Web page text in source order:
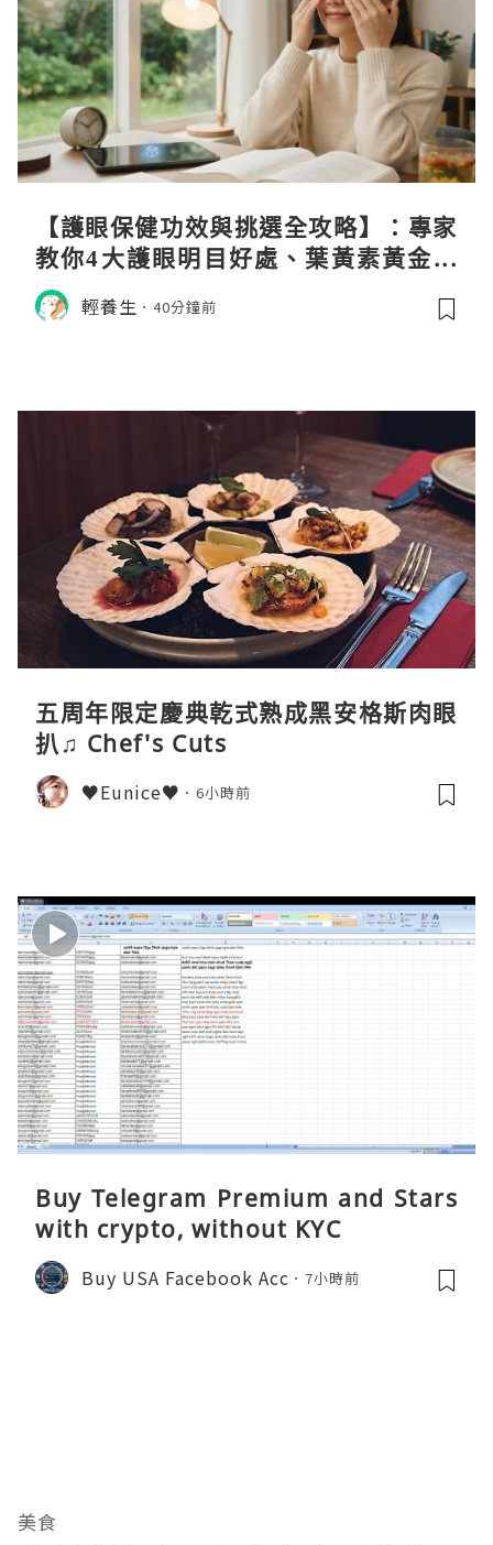
【護眼保健功效與挑選全攻略】：專家
教你4大護眼明目好處、葉黃素黃金比
例與挑選秘訣
輕養生 40分鐘前
五周年限定慶典乾式熟成黑安格斯肉眼
扒♫ Chef's Cuts
♥Eunice♥ 6小時前
Buy Telegram Premium and Stars
with crypto, without KYC
Buy USA Facebook Acc 7小時前
美食